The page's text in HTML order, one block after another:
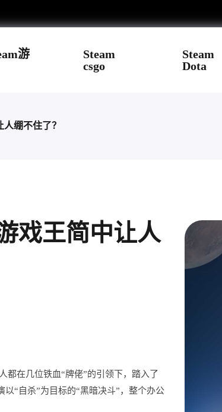
游
Steam
csgo
Steam
Dota
绷不住了？
戏王简中让人
都在几位铁血“牌佬”的引领下，踏入了
“自杀”为目标的“黑暗决斗”，整个办公